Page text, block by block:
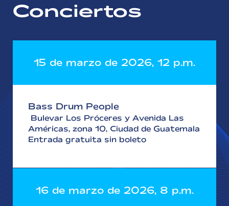
Conciertos
15 de marzo de 2026, 12 p.m.
Bass Drum People
Bulevar Los Próceres y Avenida Las
Américas, zona 10, Ciudad de Guatemala
Entrada gratuita sin boleto
16 de marzo de 2026, 8 p.m.